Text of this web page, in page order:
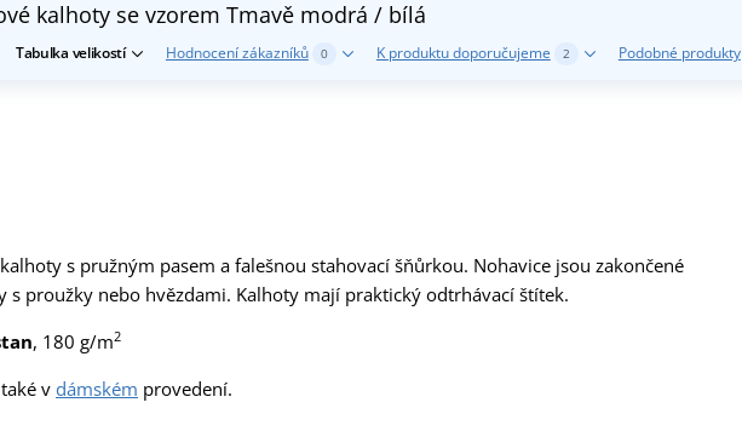
kalhoty se vzorem Tmavě modrá / bílá
Tabulka velikostí Hodnocení zákazníků 0 K produktu doporučujeme 2 Podobné produkty
s pružným pasem a falešnou stahovací šňůrkou. Nohavice jsou zakončené
proužky nebo hvězdami. Kalhoty mají praktický odtrhávací štítek.
, 180 g/m2
v dámském provedení.